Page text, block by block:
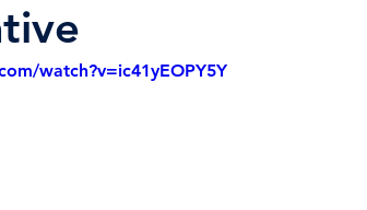
watch?v=ic41yEOPY5Y